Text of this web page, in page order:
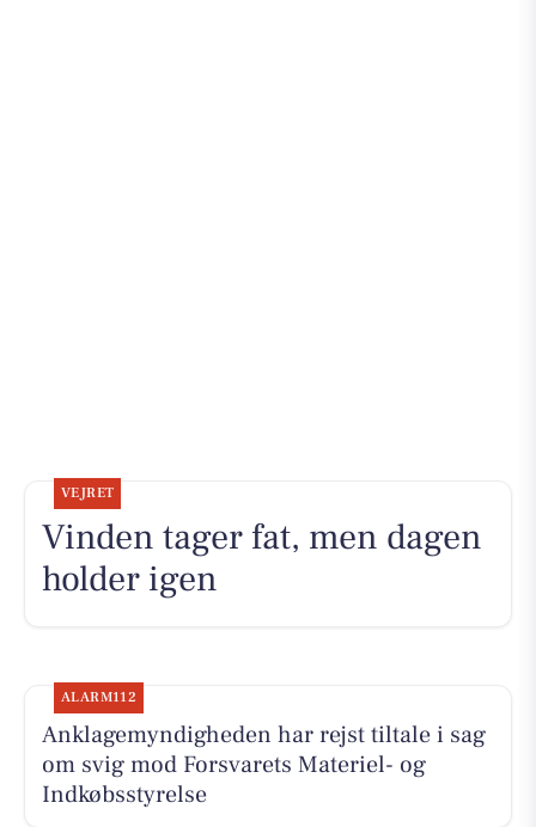
VEJRET
Vinden tager fat, men dagen
holder igen
ALARM112
Anklagemyndigheden har rejst tiltale i sag
om svig mod Forsvarets Materiel- og
Indkøbsstyrelse